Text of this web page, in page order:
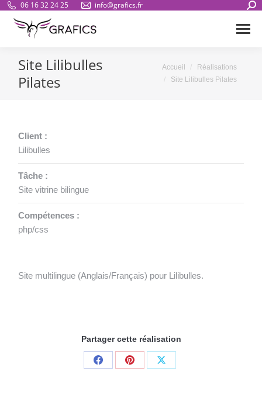
06 16 32 24 25 info@grafics.fr
Site Lilibulles
Pilates
Vous êtes ici :Accueil
Réalisations
Site Lilibulles Pilates
Client :
Lilibulles
Tâche :
Site vitrine bilingue
Compétences :
php/css
Site multilingue (Anglais/Français) pour Lilibulles.
Partager cette réalisation
Share
Share
Share